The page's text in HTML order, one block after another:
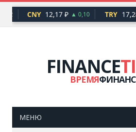
CNY 12,17 ₽ ▲ 0,10 TRY 17,28
FINANCE
ВРЕМЯ
МЕНЮ